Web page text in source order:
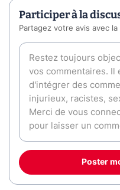
Participer à la
Partagez votre avis avec
Poster